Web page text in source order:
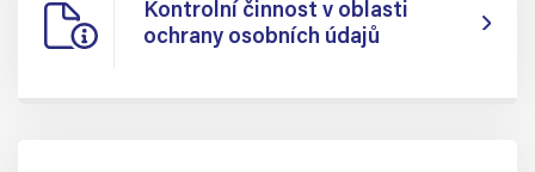
Kontrolní činnost v oblasti
ochrany osobních údajů